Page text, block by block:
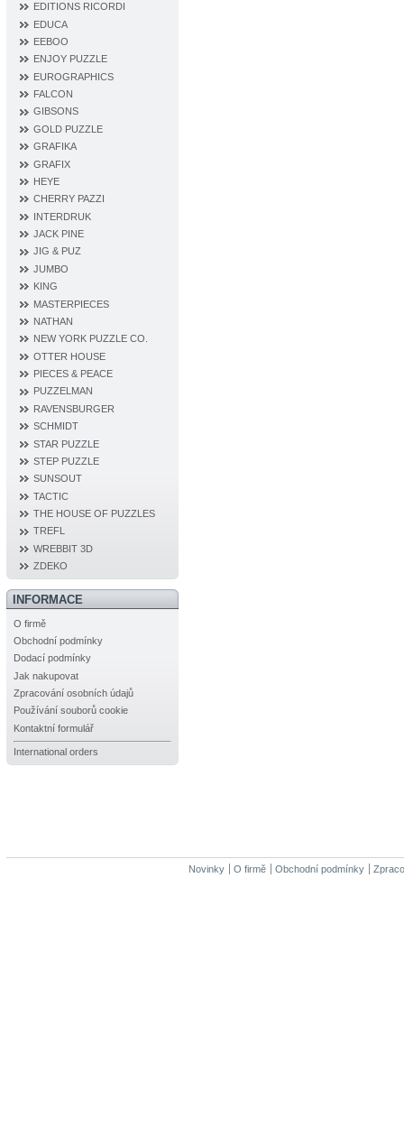
EDITIONS RICORDI
EDUCA
EEBOO
ENJOY PUZZLE
EUROGRAPHICS
FALCON
GIBSONS
GOLD PUZZLE
GRAFIKA
GRAFIX
HEYE
CHERRY PAZZI
INTERDRUK
JACK PINE
JIG & PUZ
JUMBO
KING
MASTERPIECES
NATHAN
NEW YORK PUZZLE CO.
OTTER HOUSE
PIECES & PEACE
PUZZELMAN
RAVENSBURGER
SCHMIDT
STAR PUZZLE
STEP PUZZLE
SUNSOUT
TACTIC
THE HOUSE OF PUZZLES
TREFL
WREBBIT 3D
ZDEKO
INFORMACE
O firmě
Obchodní podmínky
Dodací podmínky
Jak nakupovat
Zpracování osobních údajů
Používání souborů cookie
Kontaktní formulář
International orders
Novinky O firmě Obchodní podmínky